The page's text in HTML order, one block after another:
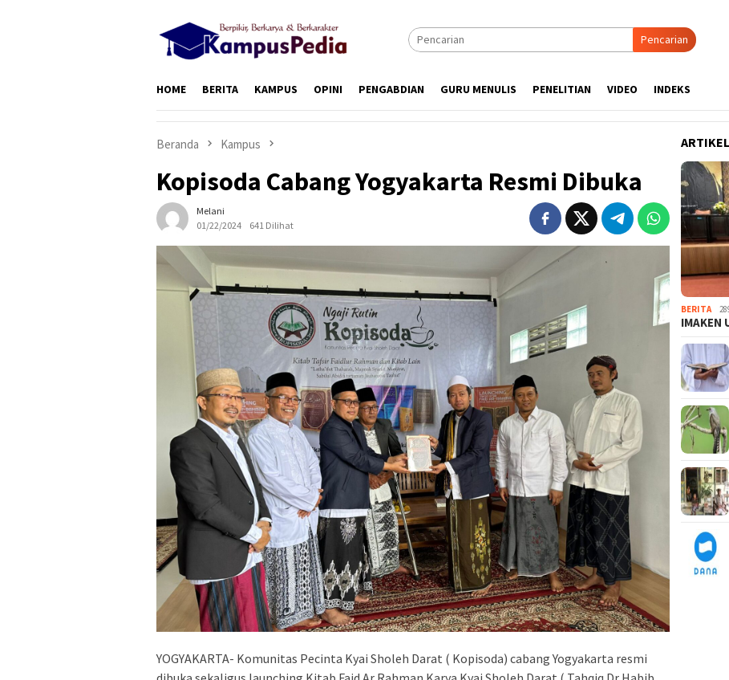
Pencarian
HOME BERITA KAMPUS OPINI PENGABDIAN GURU MENULIS PENELITIAN VIDEO INDEKS
Beranda Kampus
Kopisoda Cabang Yogyakarta Resmi Dibuka
Melani
01/22/2024
641 Dilihat
YOGYAKARTA- Komunitas Pecinta Kyai Sholeh Darat ( Kopisoda) cabang Yogyakarta resmi
BERITA